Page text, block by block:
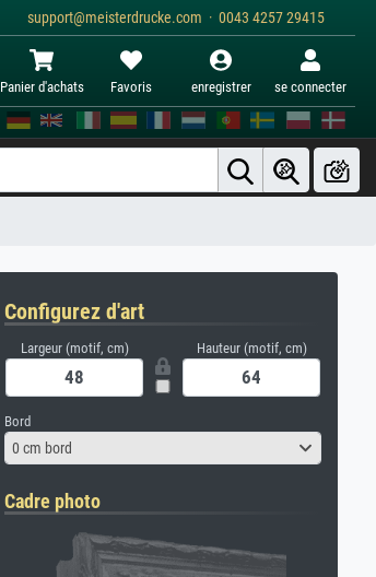
support@meisterdrucke.com · 0043 4257 29415
Panier d'achats Favoris enregistrer se connecter
Configurez d'art
Largeur (motif, cm) Hauteur (motif, cm)
Bord
0 cm bord
Cadre photo